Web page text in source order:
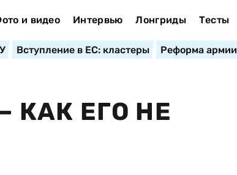
и видео Интервью Лонгриды Тесты
Вступление в ЕС: кластеры Реформа армии
КАК ЕГО НЕ